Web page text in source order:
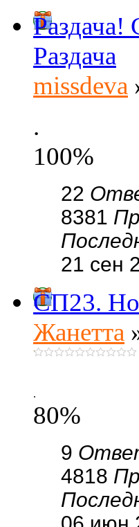
Раздача
missdeva
.
100%
22
8381
21 сен
СП23.
Жанетта
.
80%
9
4818